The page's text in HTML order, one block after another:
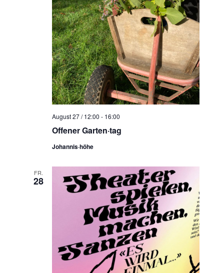
Offener Garten·tag
August 27 / 12:00 - 16:00
Johannis·höhe
FR.
28